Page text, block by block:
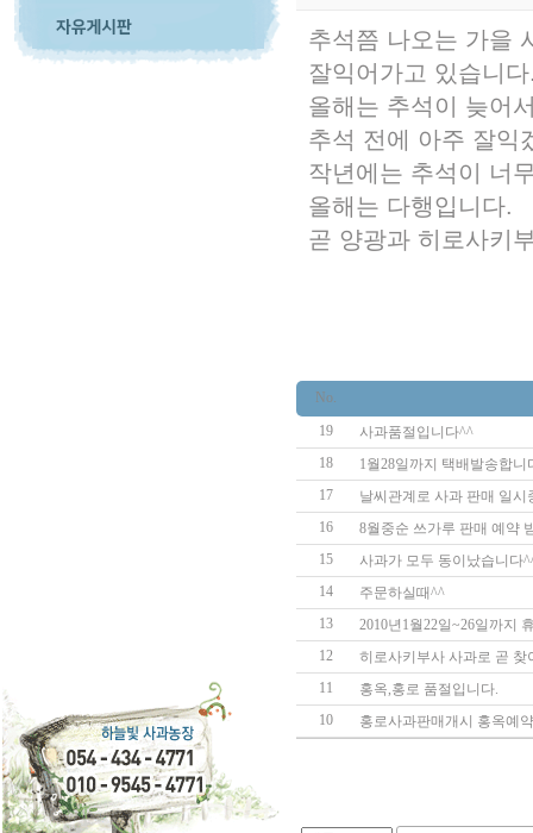
추석쯤 나오는 가을
잘익어가고 있습니
올해는 추석이 늦어
추석 전에 아주 잘익
작년에는 추석이 너
올해는 다행입니다.
곧 양광과 히로사키
No.
19
사과품절입니다^^
18
1월28일까지 택배발송합니
17
날씨관계로 사과 판매 일시
16
8월중순 쓰가루 판매 예약
15
사과가 모두 동이났습니다
14
주문하실때^^
13
2010년1월22일~26일까지
12
히로사키부사 사과로 곧 찾
11
홍옥,홍로 품절입니다.
10
홍로사과판매개시 홍옥예